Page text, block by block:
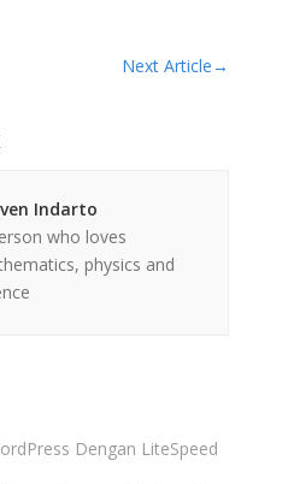
Next Article→
Indarto
who loves
physics and